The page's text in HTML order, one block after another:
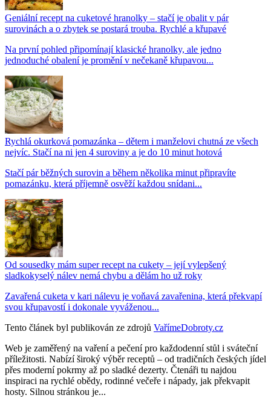
Geniální recept na cuketové hranolky – stačí je obalit v pár
surovinách a o zbytek se postará trouba. Rychlé a křupavé
Na první pohled připomínají klasické hranolky, ale jedno
jednoduché obalení je promění v nečekaně křupavou...
Rychlá okurková pomazánka – dětem i manželovi chutná ze všech
nejvíc. Stačí na ni jen 4 suroviny a je do 10 minut hotová
Stačí pár běžných surovin a během několika minut připravíte
pomazánku, která příjemně osvěží každou snídani...
Od sousedky mám super recept na cukety – její vylepšený
sladkokyselý nálev nemá chybu a dělám ho už roky
Zavařená cuketa v kari nálevu je voňavá zavařenina, která překvapí
svou křupavostí i dokonale vyváženou...
Tento článek byl publikován ze zdrojů VařímeDobroty.cz
Web je zaměřený na vaření a pečení pro každodenní stůl i sváteční
příležitosti. Nabízí široký výběr receptů – od tradičních českých jídel
přes moderní pokrmy až po sladké dezerty. Čtenáři tu najdou
inspiraci na rychlé obědy, rodinné večeře i nápady, jak překvapit
hosty. Silnou stránkou je...